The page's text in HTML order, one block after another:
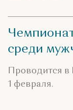
среди
Проводится в
1 февраля.